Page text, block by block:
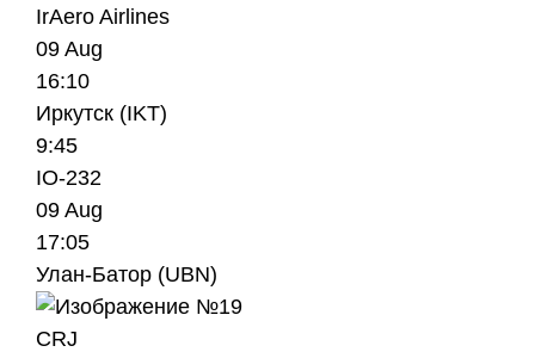
IrAero Airlines
09 Aug
16:10
Иркутск (IKT)
9:45
IO-232
09 Aug
17:05
Улан-Батор (UBN)
CRJ